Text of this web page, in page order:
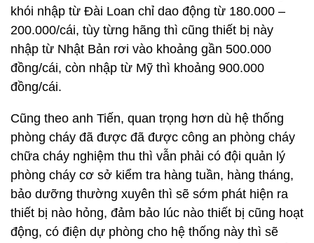
khói nhập từ Đài Loan chỉ dao động từ 180.000 –
200.000/cái, tùy từng hãng thì cũng thiết bị này
nhập từ Nhật Bản rơi vào khoảng gần 500.000
đồng/cái, còn nhập từ Mỹ thì khoảng 900.000
đồng/cái.
Cũng theo anh Tiến, quan trọng hơn dù hệ thống
phòng cháy đã được đã được công an phòng cháy
chữa cháy nghiệm thu thì vẫn phải có đội quản lý
phòng cháy cơ sở kiểm tra hàng tuần, hàng tháng,
bảo dưỡng thường xuyên thì sẽ sớm phát hiện ra
thiết bị nào hỏng, đảm bảo lúc nào thiết bị cũng hoạt
động, có điện dự phòng cho hệ thống này thì sẽ